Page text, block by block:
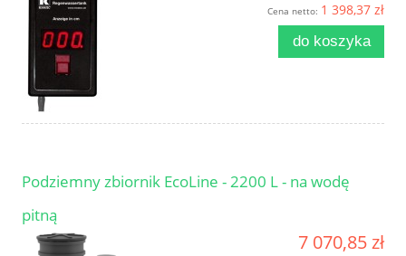
Cena netto: 1 398,37 zł
do koszyka
Podziemny zbiornik EcoLine - 2200 L - na wodę
pitną
7 070,85 zł